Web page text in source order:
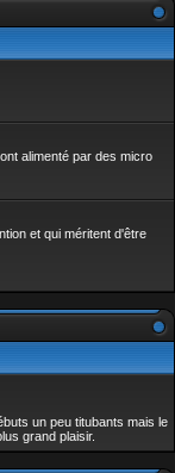
alimenté par des micro
et qui méritent d'être
un peu titubants mais le
grand plaisir.